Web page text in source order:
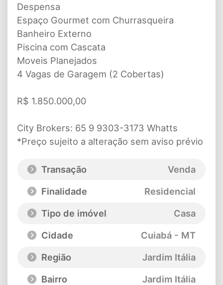
Despensa
Espaço Gourmet com Churrasqueira
Banheiro Externo
Piscina com Cascata
Moveis Planejados
4 Vagas de Garagem (2 Cobertas)
R$ 1.850.000,00
City Brokers: 65 9 9303-3173 Whatts
*Preço sujeito a alteração sem aviso prévio
Transação
Venda
Finalidade
Residencial
Tipo de imóvel
Casa
Cidade
Cuiabá - MT
Região
Jardim Itália
Bairro
Jardim Itália